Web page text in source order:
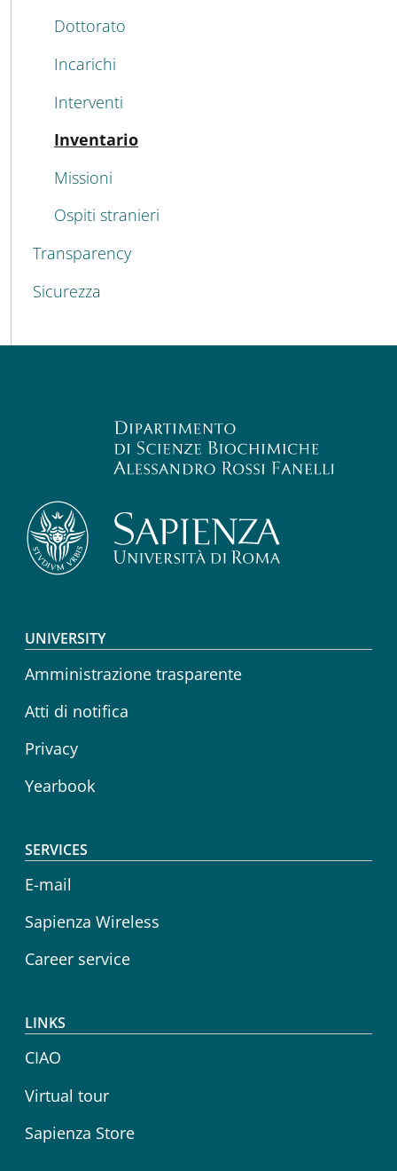
Dottorato
Incarichi
Interventi
Inventario
Missioni
Ospiti stranieri
Transparency
Sicurezza
Footer menu
UNIVERSITY
Amministrazione trasparente
Atti di notifica
Privacy
Yearbook
SERVICES
E-mail
Sapienza Wireless
Career service
LINKS
CIAO
Virtual tour
Sapienza Store